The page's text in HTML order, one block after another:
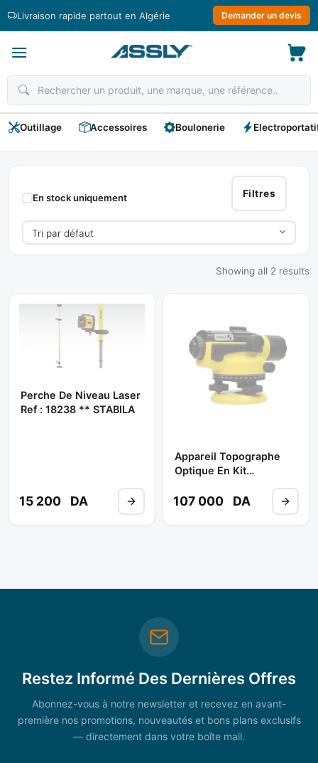
Livraison rapide partout en Algérie Demander un devis
Outillage Accessoires Boulonerie
STABILA
Filtres
En stock uniquement
Showing all 2 results
Perche De Niveau Laser
Ref : 18238 ** STABILA
15 200 DA
Appareil Topographe
Optique En Kit
S(trépied)+tnl(regle
De Mire) ** STABILA
107 000 DA
Restez Informé Des Dernières Offres
Abonnez-vous à notre newsletter et recevez en avant-
première nos promotions, nouveautés et bons plans exclusifs
— directement dans votre boîte mail.